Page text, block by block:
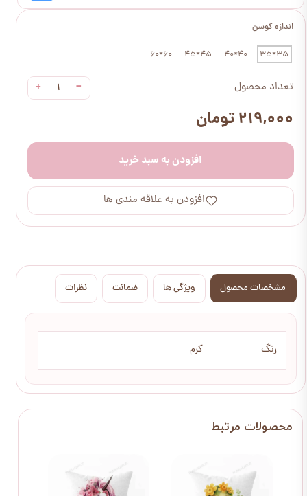
اندازه کوسن
35*35
40*40
45*45
60*60
تعداد محصول −
+
۲۱۹,۰۰۰ تومان
افزودن به سبد خرید
افزودن به علاقه مندی ها
مشخصات محصول ویژگی ها ضمانت نظرات
رنگ کرم